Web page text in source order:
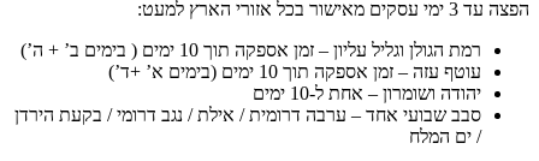
הפצה עד 3 ימי עסקים מאישור בכל אזורי הארץ למעט:
רמת הגולן וגליל עליון – זמן אספקה תוך 10 ימים ( בימים ב’ + ה’)
עוטף עזה – זמן אספקה תוך 10 ימים (בימים א’ +ד’)
יהודה ושומרון – אחת ל-10 ימים
סבב שבועי אחד – ערבה דרומית / אילת / נגב דרומי / בקעת הירדן
/ ים המלח